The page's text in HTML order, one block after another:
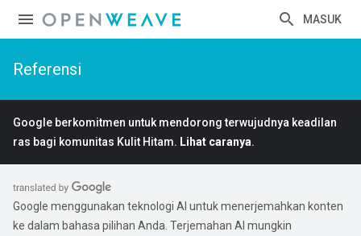
MASUK
Referensi
Google berkomitmen untuk mendorong terwujudnya keadilan
ras bagi komunitas Kulit Hitam. Lihat caranya.
Google menggunakan teknologi AI untuk menerjemahkan konten
ke dalam bahasa pilihan Anda. Terjemahan AI mungkin